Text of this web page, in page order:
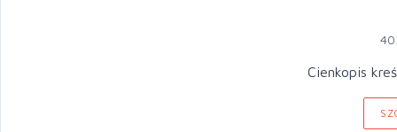
Cienkopis